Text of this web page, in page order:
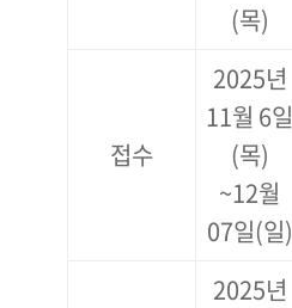
(목)
접수
2025년
11월 6일
(목)
~12월
07일(일)
2025년